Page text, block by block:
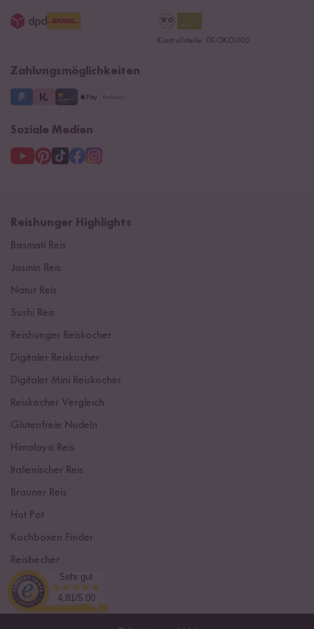
15 Jahre Reishunger
Jobs
Datenschutzerklärung
3 Jahre Garantie
Kontrollstelle: DE-ÖKO-005
Zahlungsmöglichkeiten
Soziale Medien
Reishunger Highlights
Basmati Reis
Jasmin Reis
Natur Reis
Sushi Reis
Reishunger Reiskocher
Digitaler Reiskocher
Digitaler Mini Reiskocher
Reiskocher Vergleich
Glutenfreie Nudeln
Himalaya Reis
Italienischer Reis
Brauner Reis
Hot Pot
Kochboxen Finder
Reisbecher
Sushi Einsteiger Box
Sehr gut
4.81/5.00